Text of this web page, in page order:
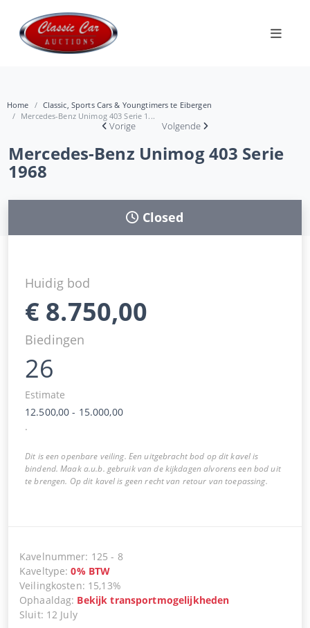
Home
Classic, Sports Cars & Youngtimers te Eibergen
Mercedes-Benz Unimog 403 Serie 1...
Vorige Volgende
Mercedes-Benz Unimog 403 Serie
1968
Closed
Huidig bod
€ 8.750,00
Biedingen
26
Estimate
12.500,00 - 15.000,00
.
Dit is een openbare veiling. Een uitgebracht bod op dit kavel is
bindend. Maak a.u.b. gebruik van de kijkdagen alvorens een bod uit
te brengen. Op dit kavel is geen recht van retour van toepassing.
Kavelnummer: 125 - 8
Kaveltype:0% BTW
Veilingkosten: 15,13%
Ophaaldag: Bekijk transportmogelijkheden
Sluit: 12 July